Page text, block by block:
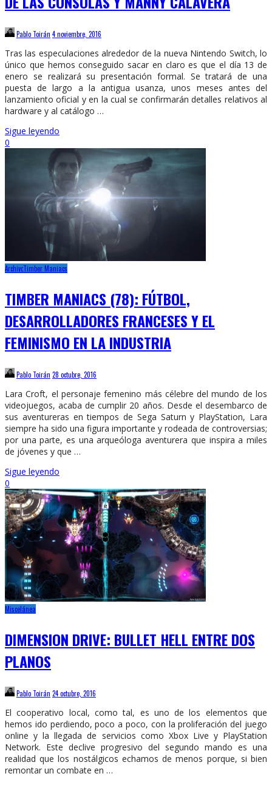
Pablo Toirán 4 noviembre, 2016
Tras las especulaciones alrededor de la nueva Nintendo Switch, lo
único que hemos conseguido sacar en claro es que el día 13 de
enero se realizará su presentación formal. Se tratará de una
puesta de largo a la antigua usanza, unos meses antes del
lanzamiento oficial y en la cual se confirmarán detalles relativos al
hardware y al catálogo …
Sigue leyendo
0
ArchivoTimber Maniacs
TIMBER MANIACS (78): FÚTBOL,
DESARROLLADORES FRANCESES Y EL
FEMINISMO EN LA INDUSTRIA
Pablo Toirán 28 octubre, 2016
Lara Croft, el personaje femenino más célebre del mundo de los
videojuegos, acaba de cumplir 20 años. Desde el desembarco de
sus aventureras en tiempos de Sega Saturn y PlayStation, Lara
siempre ha sido una figura importante y rodeada de controversias;
por una parte, es una arqueóloga aventurera que inspira a miles
de jóvenes y que …
Sigue leyendo
0
Miscelánea
DIMENSION DRIVE: BULLET HELL ENTRE DOS
PLANOS
Pablo Toirán 24 octubre, 2016
El cooperativo local, como tal, es uno de los elementos que
hemos ido perdiendo, poco a poco, con la proliferación del juego
online y la llegada de servicios como Xbox Live y PlayStation
Network. Este declive progresivo del segundo mando es una
realidad que los nostálgicos echamos de menos porque, si bien
remontar un combate en …